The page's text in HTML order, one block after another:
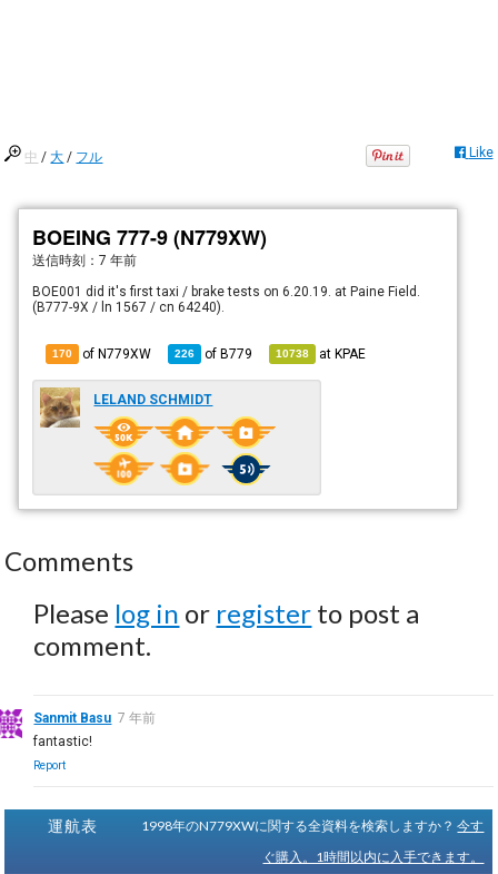
中 /大 / フル Like
BOEING 777-9 (N779XW)
送信時刻：7 年前
BOE001 did it's first taxi / brake tests on 6.20.19. at Paine Field.
(B777-9X / ln 1567 / cn 64240).
170 of N779XW 226 ofB779 10738 atKPAE
LELAND SCHMIDT
Comments
Please log in or register to post a
comment.
Sanmit Basu 7 年前
fantastic!
Report
運航表 1998年のN779XWに関する全資料を検索しますか？今す
ぐ購入。1時間以内に入手できます。